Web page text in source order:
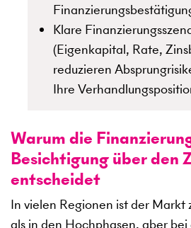
Klare
(Eigenkapital, Rate,
reduzieren
Ihre
Warum die
Besichtigung über den
entscheidet
In vielen Regionen ist der
als in den Hochphasen, aber